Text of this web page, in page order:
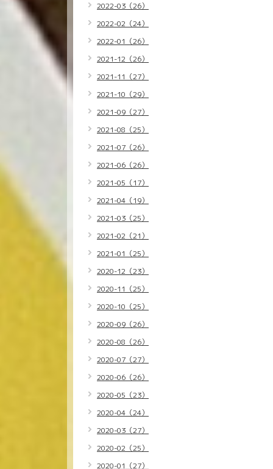
2022-03（26）
2022-02（24）
2022-01（26）
2021-12（26）
2021-11（27）
2021-10（29）
2021-09（27）
2021-08（25）
2021-07（26）
2021-06（26）
2021-05（17）
2021-04（19）
2021-03（25）
2021-02（21）
2021-01（25）
2020-12（23）
2020-11（25）
2020-10（25）
2020-09（26）
2020-08（26）
2020-07（27）
2020-06（26）
2020-05（23）
2020-04（24）
2020-03（27）
2020-02（25）
2020-01（27）